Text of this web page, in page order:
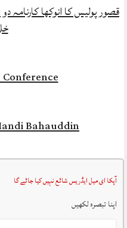
قصور پولیس کا انوکھا
Bahauddin
آپکا ای میل ایڈریس شائع نہیں کیا جائے گا
اپنا تبصرہ لکھیں